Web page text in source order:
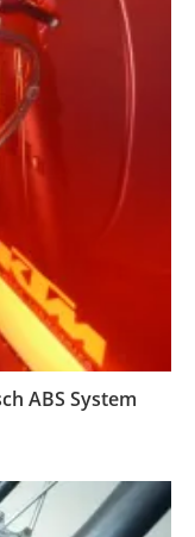
ABS System